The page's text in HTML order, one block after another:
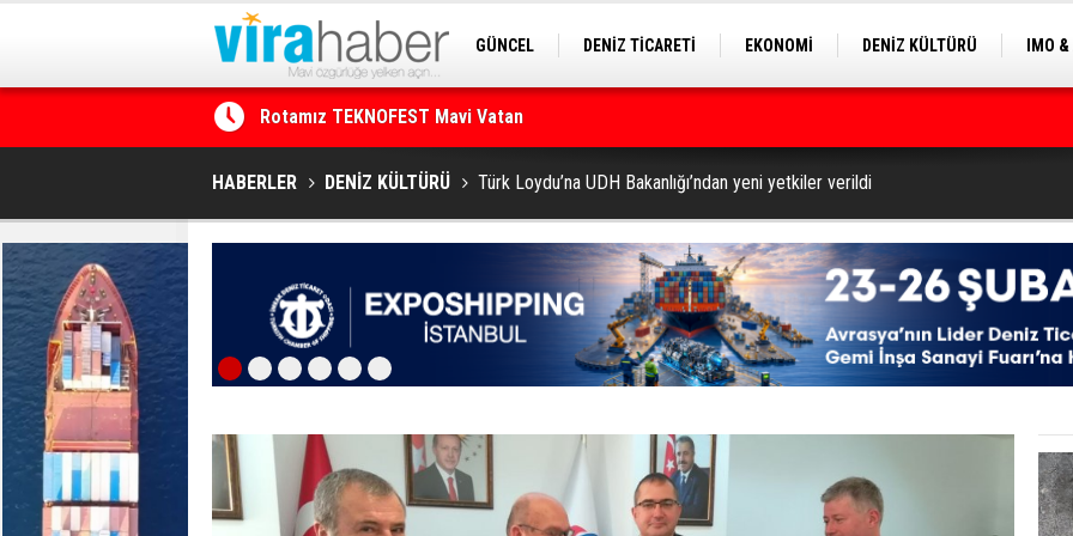
GÜNCEL DENİZ TİCARETİ EKONOMİ DENİZ KÜLTÜRÜ
IMO
Net Kârını Yüzde 38 Artışla 46.5 Milyon Dolar’a Yükseltti
HABERLER DENİZ KÜLTÜRÜ Türk Loydu’na UDH Bakanlığı’ndan yeni yetkiler verildi